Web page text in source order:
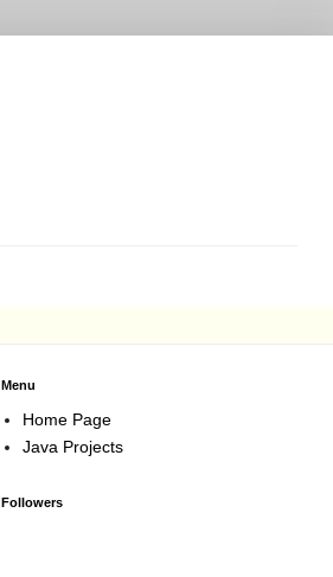
Menu
Home Page
Java Projects
Followers